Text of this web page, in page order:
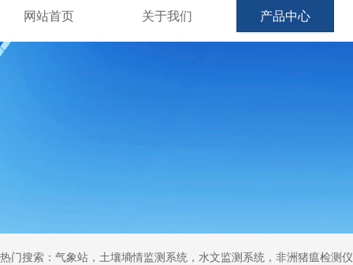
网站首页 关于我们 产品中心
热门搜索：气象站，土壤墒情监测系统，水文监测系统，非洲猪瘟检测